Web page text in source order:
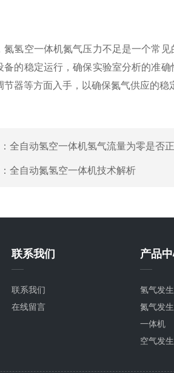
空一体机氮气压力不足是一个常见
备的稳定运行，确保实验室分析的准
节器等方面入手，以确保氮气供应的稳
全自动氢空一体机氢气流量为零是否
全自动氮氢空一体机技术解析
联系我们
联系我们
在线留言
产品
氢气发
氮气发
一体机
空气发